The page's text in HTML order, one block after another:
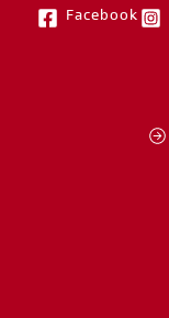
Facebook